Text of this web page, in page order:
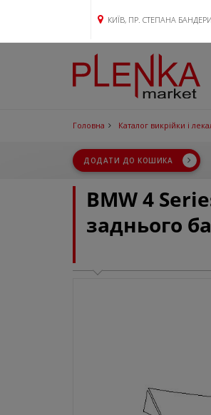
КИЇВ, ПР. СТЕПАНА
Головна Каталог викрійки і
ДОДАТИ ДО КОШИКА
BMW 4
заднього